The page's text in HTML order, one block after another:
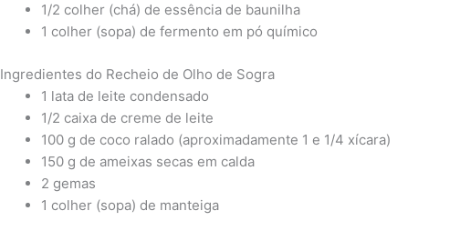
1/2 colher (chá) de essência de baunilha
1 colher (sopa) de fermento em pó químico
Ingredientes do Recheio de Olho de Sogra
1 lata de leite condensado
1/2 caixa de creme de leite
100 g de coco ralado (aproximadamente 1 e 1/4 xícara)
150 g de ameixas secas em calda
2 gemas
1 colher (sopa) de manteiga